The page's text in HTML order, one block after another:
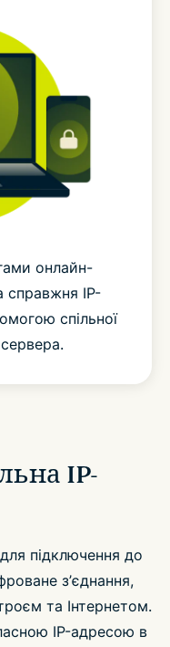
онлайн-
справжня IP-
спільної
IP-
підключення до
з’єднання,
та Інтернетом.
IP-адресою в